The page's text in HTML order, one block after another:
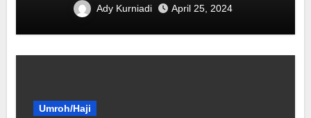
Ady Kurniadi April 25, 2024
Umroh/Haji